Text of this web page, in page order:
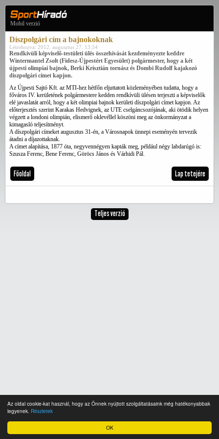
OK
Az oldal cookie-kat használ, hogy az Önnek nyújtott szolgáltatásaink még hatékonyabbak
legyenek. Részletek
Mobil verzió
Díszpolgári cím a bajnokoknak
Létrehozva: 2012. augusztus 27. 13:54
Rendkívüli képviselő-testületi ülés összehívását kezdeményezte keddre
Wintermantel Zsolt (Fidesz-Újpestért Egyesület) polgármester, hogy a két
újpesti olimpiai bajnok, Berki Krisztián tornász és Dombi Rudolf kajakozó
díszpolgári címet kapjon.
Az Újpesti Sajtó Kft. az MTI-hez hétfőn eljuttatott közleményében tudatta, hogy a
főváros IV. kerületének polgármestere kedden rendkívüli ülésen terjeszti a képviselők
elé javaslatát arról, hogy a két olimpiai bajnok kerületi díszpolgári címet kapjon. Az
előterjesztés szerint Karakas Hedvignek, az UTE cselgáncsozójának, aki ötödik helyen
végzett a londoni olimpián, elismerő oklevéllel köszöni meg az önkormányzat a
kimagasló teljesítményt.
A díszpolgári címeket augusztus 31-én, a Városnapok ünnepi eseményén tervezik
átadni a díjazottaknak.
A címet alapítása, 1877 óta, negyvennégyen kapták meg, például négy labdarúgó is:
Szusza Ferenc, Bene Ferenc, Göröcs János és Várhidi Pál.
Főoldal Lap tetejére
Teljes verzió